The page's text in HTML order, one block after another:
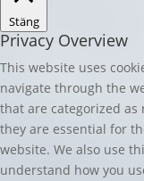
Stäng
Privacy Overview
This website uses
navigate through the
that are categorized as
they are essential for
website. We also use
understand how you